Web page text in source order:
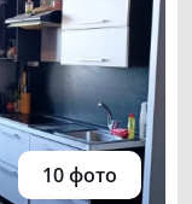
10 фото